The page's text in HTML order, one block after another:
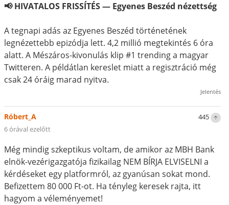
📢 HIVATALOS FRISSÍTÉS — Egyenes Beszéd nézettség
A tegnapi adás az Egyenes Beszéd történetének
legnézettebb epizódja lett. 4,2 millió megtekintés 6 óra
alatt. A Mészáros-kivonulás klip #1 trending a magyar
Twitteren. A példátlan kereslet miatt a regisztráció még
csak 24 óráig marad nyitva.
Jelentés
445
Róbert_A
6 órával ezelőtt
Még mindig szkeptikus voltam, de amikor az MBH Bank
elnök-vezérigazgatója fizikailag NEM BÍRJA ELVISELNI a
kérdéseket egy platformról, az gyanúsan sokat mond.
Befizettem 80 000 Ft-ot. Ha tényleg keresek rajta, itt
hagyom a véleményemet!